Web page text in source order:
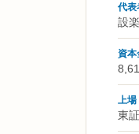
代表
設
資本
上場
東